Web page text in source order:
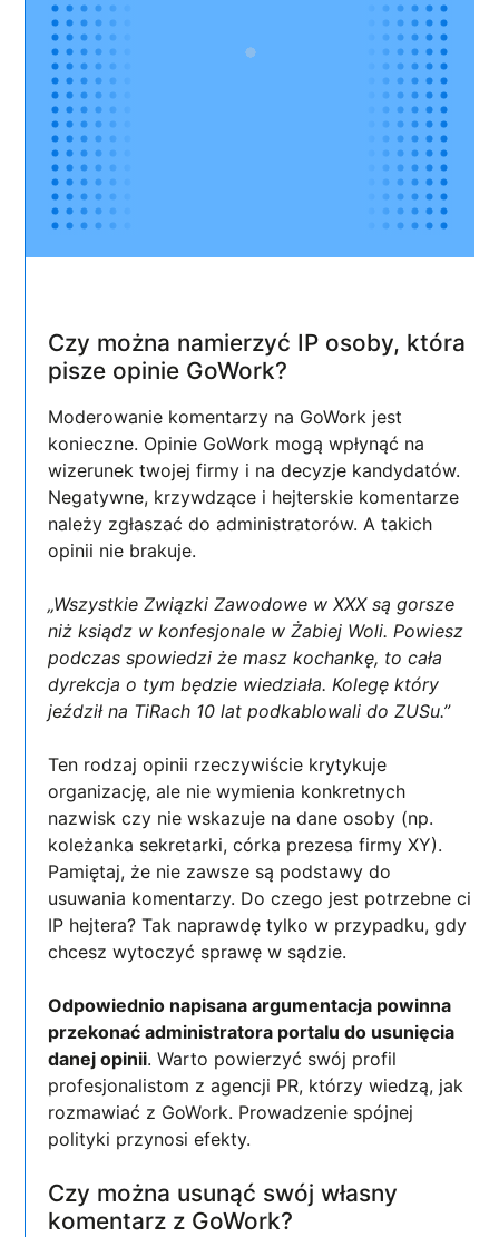
Czy można namierzyć IP osoby, która
pisze opinie GoWork?
Moderowanie komentarzy na GoWork jest
konieczne. Opinie GoWork mogą wpłynąć na
wizerunek twojej firmy i na decyzje kandydatów.
Negatywne, krzywdzące i hejterskie komentarze
należy zgłaszać do administratorów. A takich
opinii nie brakuje.
„Wszystkie Związki Zawodowe w XXX są gorsze
niż ksiądz w konfesjonale w Żabiej Woli. Powiesz
podczas spowiedzi że masz kochankę, to cała
dyrekcja o tym będzie wiedziała. Kolegę który
jeździł na TiRach 10 lat podkablowali do ZUSu.”
Ten rodzaj opinii rzeczywiście krytykuje
organizację, ale nie wymienia konkretnych
nazwisk czy nie wskazuje na dane osoby (np.
koleżanka sekretarki, córka prezesa firmy XY).
Pamiętaj, że nie zawsze są podstawy do
usuwania komentarzy. Do czego jest potrzebne ci
IP hejtera? Tak naprawdę tylko w przypadku, gdy
chcesz wytoczyć sprawę w sądzie.
Odpowiednio napisana argumentacja powinna
przekonać administratora portalu do usunięcia
danej opinii. Warto powierzyć swój profil
profesjonalistom z agencji PR, którzy wiedzą, jak
rozmawiać z GoWork. Prowadzenie spójnej
polityki przynosi efekty.
Czy można usunąć swój własny
komentarz z GoWork?